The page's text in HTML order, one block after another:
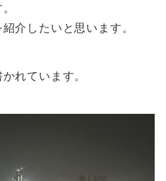
介したいと思います。
れています。